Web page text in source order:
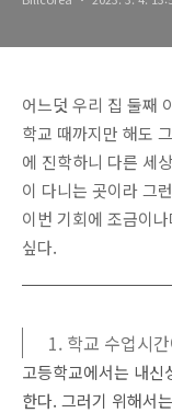
어느덧 우리 집 둘째
학교 때까지만 해도
에 진학하니 다른 세
이 다니는 곳이라 그
이번 기회에 조금이
싶다.
1. 학교 수업시
고등학교에서는 내
한다. 그러기 위해서